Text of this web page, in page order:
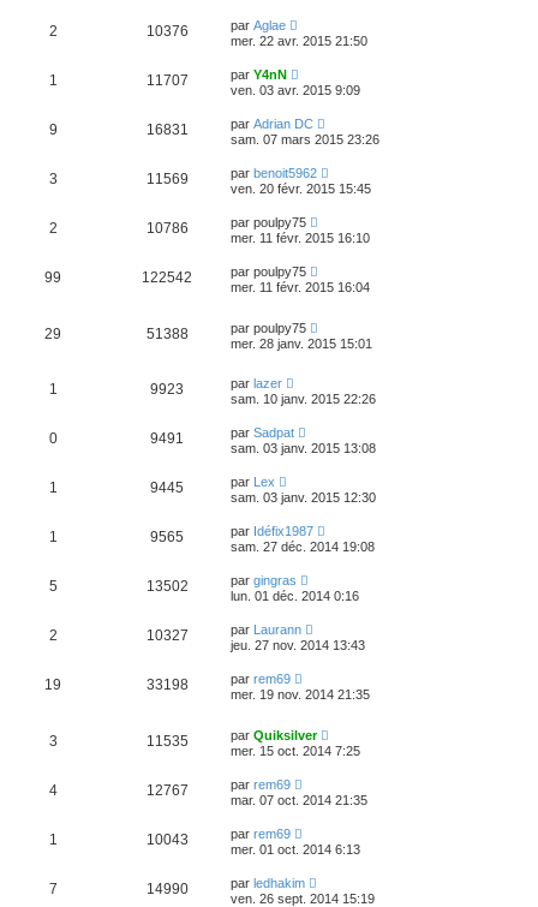
2 10376 par Aglae
mer. 22 avr. 2015 21:50
1 11707 par Y4nN
ven. 03 avr. 2015 9:09
9 16831 par Adrian DC
sam. 07 mars 2015 23:26
3 11569 par benoit5962
ven. 20 févr. 2015 15:45
2 10786 par poulpy75
mer. 11 févr. 2015 16:10
99 122542 par poulpy75
mer. 11 févr. 2015 16:04
29 51388 par poulpy75
mer. 28 janv. 2015 15:01
1 9923 par lazer
sam. 10 janv. 2015 22:26
0 9491 par Sadpat
sam. 03 janv. 2015 13:08
1 9445 par
Lex
sam. 03 janv. 2015 12:30
1 9565 par Idéfix1987
sam. 27 déc. 2014 19:08
5 13502 par gingras
lun. 01 déc. 2014 0:16
2 10327 par
Laurann
jeu. 27 nov. 2014 13:43
19 33198 par rem69
mer. 19 nov. 2014 21:35
3 11535 par Quiksilver
mer. 15 oct. 2014 7:25
4 12767 par rem69
mar. 07 oct. 2014 21:35
1 10043 par rem69
mer. 01 oct. 2014 6:13
7 14990 par ledhakim
ven. 26 sept. 2014 15:19